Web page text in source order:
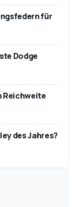
für
Dodge
Reichweite
des Jahres?